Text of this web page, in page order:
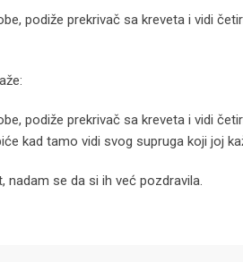
podiže prekrivač sa kreveta i vidi
podiže prekrivač sa kreveta i vidi
kad tamo vidi svog supruga koji joj
se da si ih već pozdravila.